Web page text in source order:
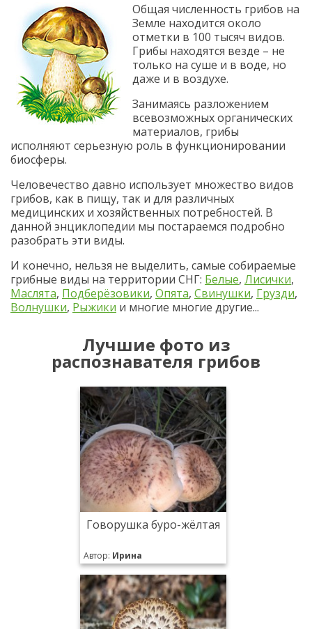
Общая численность грибов на
Земле находится около
отметки в 100 тысяч видов.
Грибы находятся везде – не
только на суше и в воде, но
даже и в воздухе.
Занимаясь разложением
всевозможных органических
материалов, грибы
исполняют серьезную роль в функционировании
биосферы.
Человечество давно использует множество видов
грибов, как в пищу, так и для различных
медицинских и хозяйственных потребностей. В
данной энциклопедии мы постараемся подробно
разобрать эти виды.
И конечно, нельзя не выделить, самые собираемые
грибные виды на территории СНГ: Белые, Лисички,
Маслята, Подберёзовики, Опята, Свинушки, Грузди,
Волнушки, Рыжики и многие многие другие...
Лучшие фото из
распознавателя грибов
Говорушка буро-жёлтая
Автор: Ирина